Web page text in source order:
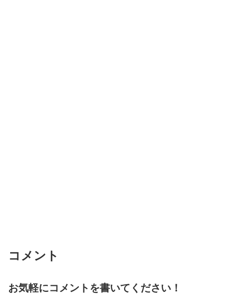
コメント
お気軽にコメントを書いてください！